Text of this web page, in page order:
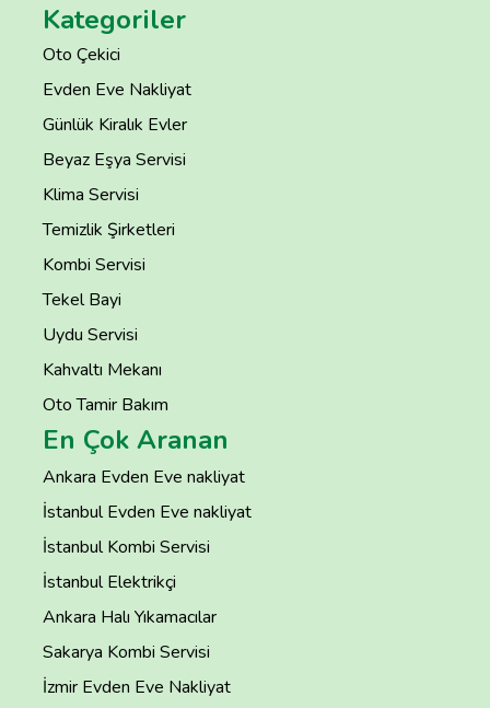
Kategoriler
Oto Çekici
Evden Eve Nakliyat
Günlük Kiralık Evler
Beyaz Eşya Servisi
Klima Servisi
Temizlik Şirketleri
Kombi Servisi
Tekel Bayi
Uydu Servisi
Kahvaltı Mekanı
Oto Tamir Bakım
En Çok Aranan
Ankara Evden Eve nakliyat
İstanbul Evden Eve nakliyat
İstanbul Kombi Servisi
İstanbul Elektrikçi
Ankara Halı Yıkamacılar
Sakarya Kombi Servisi
İzmir Evden Eve Nakliyat